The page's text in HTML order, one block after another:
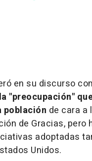
en su discurso
"preocupación"
población de cara a
de Gracias, pero
adoptadas
Unidos.